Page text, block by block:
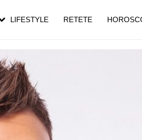
LIFESTYLE RETETEpe măsură ce